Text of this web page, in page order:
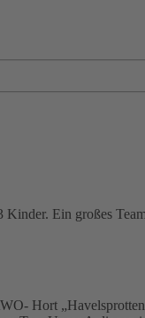
Ein großes
Hort